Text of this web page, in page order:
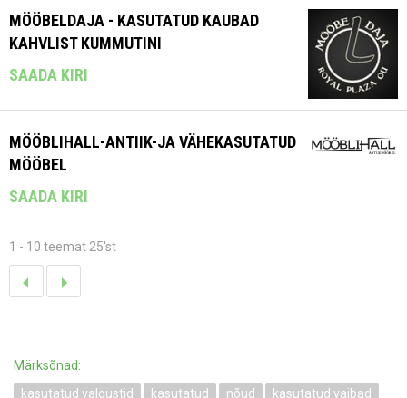
MÖÖBELDAJA - KASUTATUD KAUBAD
KAHVLIST KUMMUTINI
SAADA KIRI
MÖÖBLIHALL-ANTIIK-JA VÄHEKASUTATUD
MÖÖBEL
SAADA KIRI
1 - 10 teemat 25'st
Märksõnad:
kasutatud valgustid
kasutatud nõud
kasutatud vaibad